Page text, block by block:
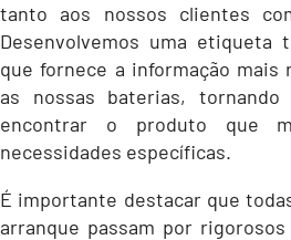
tanto aos nossos clientes
Desenvolvemos uma etiqueta
que fornece a informação mais
as nossas baterias,
encontrar o produto que
necessidades específicas.
É importante destacar que
arranque passam por